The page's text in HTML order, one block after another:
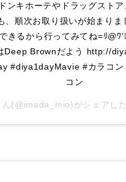
ンキホーテやドラッグスト
、順次お取り扱いが始まり
きるから行ってみてね=ﾘ@ﾜ
Deep Brownだよう http://
#diya1dayMavie #カラコン
コン
ん(@imada_mio)がシェアし